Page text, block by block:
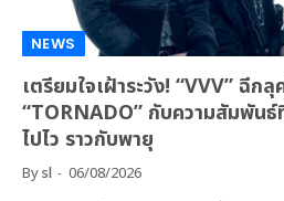
NEWS
เตรียมใจเฝ้าระวัง! “VVV” ฉีก
“TORNADO” กับความสัมพันธ์
ไปไว ราวกับพายุ
Bysl 06/08/2026